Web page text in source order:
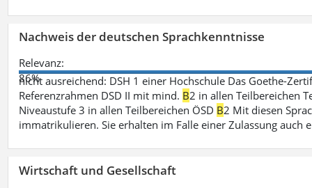
Nachweis der deutschen Sprachkenntnisse
Relevanz:
86%
nicht ausreichend: DSH 1 einer Hochschule Das Goethe-
Referenzrahmen DSD II mit mind. B2 in allen Teilbereichen
Niveaustufe 3 in allen Teilbereichen ÖSD B2 Mit diesen
immatrikulieren. Sie erhalten im Falle einer Zulassung auch
Wirtschaft und Gesellschaft